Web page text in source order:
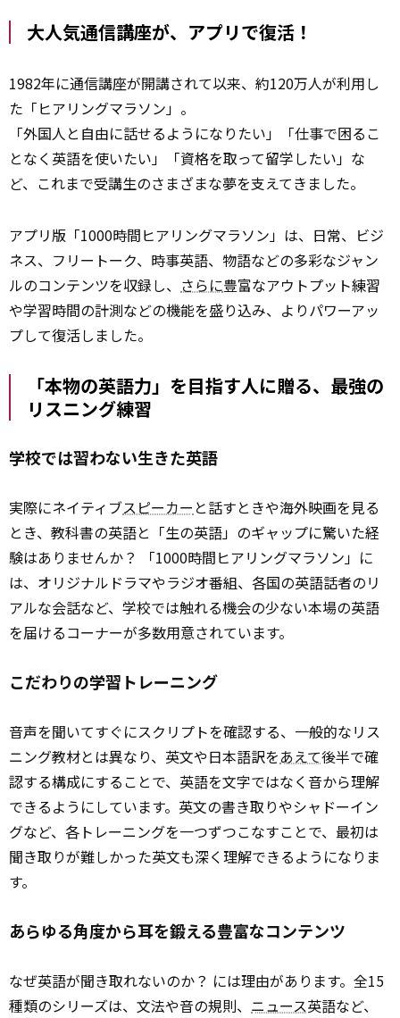
大人気通信講座が、アプリで復活！
1982年に通信講座が開講されて以来、約120万人が利用し
た「ヒアリングマラソン」。
「外国人と自由に話せるようになりたい」「仕事で困るこ
となく英語を使いたい」「資格を取って留学したい」な
ど、これまで受講生のさまざまな夢を支えてきました。
アプリ版「1000時間ヒアリングマラソン」は、日常、ビジ
ネス、フリートーク、時事英語、物語などの多彩なジャン
ルのコンテンツを収録し、 さらに豊富なアウトプット練習
や学習時間の計測などの機能を盛り込み、よりパワーアッ
プして復活しました。
「本物の英語力」を目指す人に贈る、最強の
リスニング練習
学校では習わない生きた英語
実際にネイティブスピーカー と話すときや海外映画を見る
とき、教科書の英語と「生の英語」のギャップに驚いた経
験はありませんか？ 「1000時間ヒアリングマラソン」に
は、オリジナルドラマやラジオ番組、各国の英語話者のリ
アルな会話など、学校では触れる機会の少ない本場の英語
を届けるコーナーが多数用意されています。
こだわりの学習トレーニング
音声を聞いてすぐにスクリプトを確認する、一般的なリス
ニング教材とは異なり、英文や日本語訳をあえて後半で確
認する構成にすることで、英語を文字ではなく音から理解
できるようにしています。英文の書き取りやシャドーイン
グなど、各トレーニングを一つずつこなすことで、最初は
聞き取りが難しかった英文も深く理解できるようになりま
す。
あらゆる角度から耳を鍛える豊富なコンテンツ
なぜ英語が聞き取れないのか？ には理由があります。全15
種類のシリーズは、文法や音の規則、 ニュース英語など、